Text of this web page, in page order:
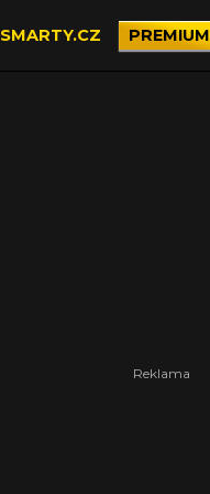
SMARTY.CZ PREMIUM